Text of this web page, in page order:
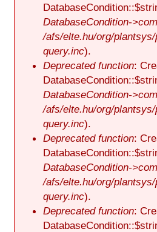
DatabaseCondition-
/afs/elte.hu/org/
query.inc).
Deprecated function:
DatabaseCondition-
/afs/elte.hu/org/
query.inc).
Deprecated function:
DatabaseCondition-
/afs/elte.hu/org/
query.inc).
Deprecated function: